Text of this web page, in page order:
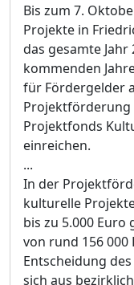
Bis zum 7.
Projekte in
das gesamte Jahr
kommenden
für Fördergelder
Projektförderung
Projektfonds
einreichen.
...
In der
kulturelle
bis zu 5.000
von rund 156
Entscheidung
sich aus